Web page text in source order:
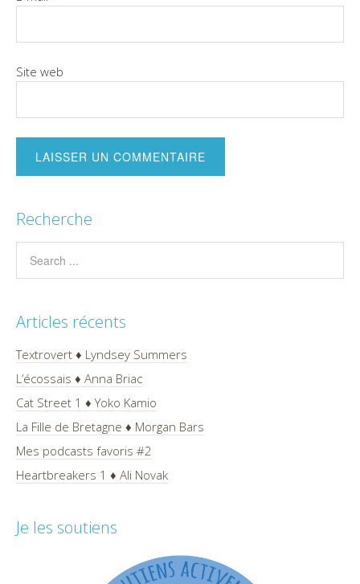
Site web
Recherche
Articles récents
Textrovert ♦ Lyndsey Summers
L’écossais ♦ Anna Briac
Cat Street 1 ♦ Yoko Kamio
La Fille de Bretagne ♦ Morgan Bars
Mes podcasts favoris #2
Heartbreakers 1 ♦ Ali Novak
Je les soutiens